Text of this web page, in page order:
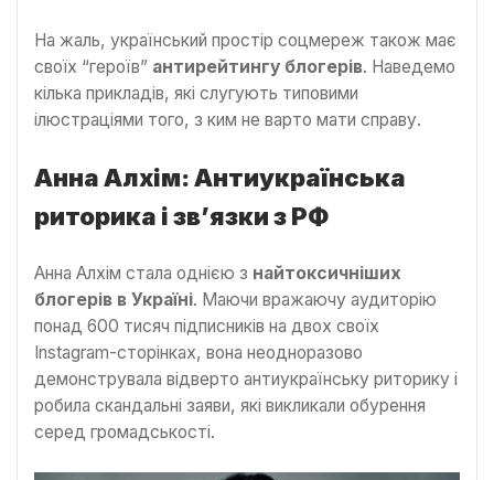
На жаль, український простір соцмереж також має
своїх “героїв” антирейтингу блогерів. Наведемо
кілька прикладів, які слугують типовими
ілюстраціями того, з ким не варто мати справу.
Анна Алхім: Антиукраїнська
риторика і зв’язки з РФ
Анна Алхім стала однією з найтоксичніших
блогерів в Україні. Маючи вражаючу аудиторію
понад 600 тисяч підписників на двох своїх
Instagram-сторінках, вона неодноразово
демонструвала відверто антиукраїнську риторику і
робила скандальні заяви, які викликали обурення
серед громадськості.